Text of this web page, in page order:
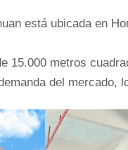
está ubicada en
15.000 metros
del mercado,